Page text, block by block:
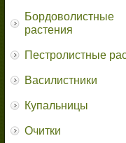
Бордоволистные
растения
Пестролистные
Василистники
Купальницы
Очитки